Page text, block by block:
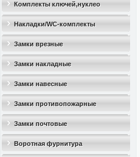
Комплекты ключей,нуклео
Накладки/WC-комплекты
Замки врезные
Замки накладные
Замки навесные
Замки противопожарные
Замки почтовые
Воротная фурнитура